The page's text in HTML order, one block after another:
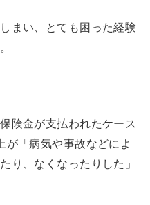
まい、とても困った経験
険金が支払われたケース
が「病気や事故などによ
り、なくなったりした」